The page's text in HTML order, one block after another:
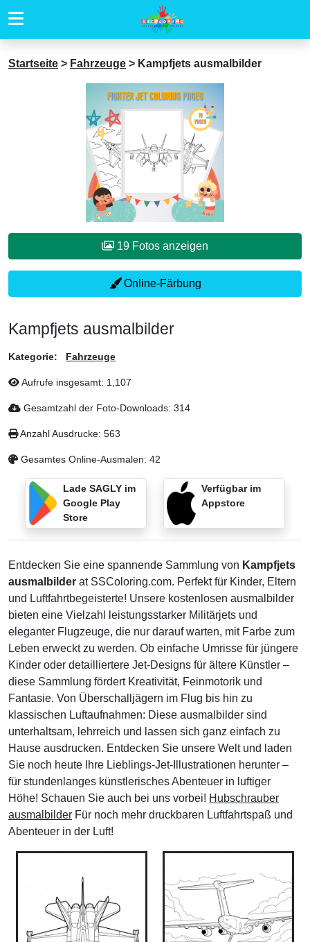
Startseite > Fahrzeuge > Kampfjets ausmalbilder
19 Fotos anzeigen
Online-Färbung
Kampfjets ausmalbilder
Kategorie: Fahrzeuge
Aufrufe insgesamt: 1,107
Gesamtzahl der Foto-Downloads: 314
Anzahl Ausdrucke: 563
Gesamtes Online-Ausmalen: 42
Lade SAGLY im
Google Play
Store
Verfügbar im
Appstore
Entdecken Sie eine spannende Sammlung von Kampfjets
ausmalbilder at SSColoring.com. Perfekt für Kinder, Eltern
und Luftfahrtbegeisterte! Unsere kostenlosen ausmalbilder
bieten eine Vielzahl leistungsstarker Militärjets und
eleganter Flugzeuge, die nur darauf warten, mit Farbe zum
Leben erweckt zu werden. Ob einfache Umrisse für jüngere
Kinder oder detailliertere Jet-Designs für ältere Künstler –
diese Sammlung fördert Kreativität, Feinmotorik und
Fantasie. Von Überschalljägern im Flug bis hin zu
klassischen Luftaufnahmen: Diese ausmalbilder sind
unterhaltsam, lehrreich und lassen sich ganz einfach zu
Hause ausdrucken. Entdecken Sie unsere Welt und laden
Sie noch heute Ihre Lieblings-Jet-Illustrationen herunter –
für stundenlanges künstlerisches Abenteuer in luftiger
Höhe! Schauen Sie auch bei uns vorbei! Hubschrauber
ausmalbilder Für noch mehr druckbaren Luftfahrtspaß und
Abenteuer in der Luft!